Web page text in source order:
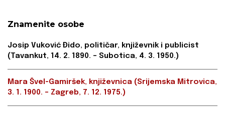
Znamenite osobe
Josip Vuković Đido, političar, književnik i publicist
(Tavankut, 14. 2. 1890. – Subotica, 4. 3. 1950.)
Mara Švel-Gamiršek, književnica (Srijemska Mitrovica,
3. 1. 1900. – Zagreb, 7. 12. 1975.)